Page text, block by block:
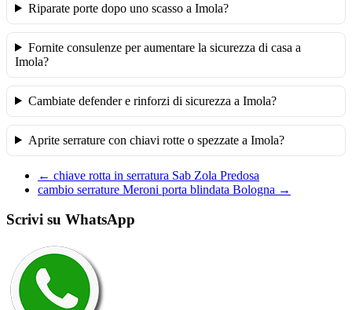
Riparate porte dopo uno scasso a Imola?
Fornite consulenze per aumentare la sicurezza di casa a
Imola?
Cambiate defender e rinforzi di sicurezza a Imola?
Aprite serrature con chiavi rotte o spezzate a Imola?
← chiave rotta in serratura Sab Zola Predosa
cambio serrature Meroni porta blindata Bologna →
Scrivi su WhatsApp